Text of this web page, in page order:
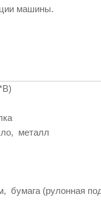
машины.
металл
(рулонная